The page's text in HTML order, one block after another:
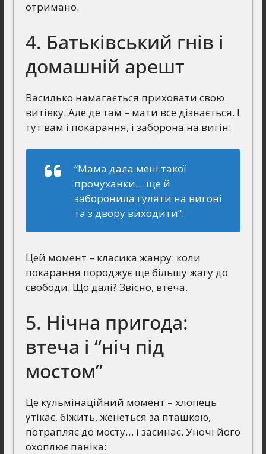
отримано.
4. Батьківський гнів і
домашній арешт
Василько намагається приховати свою
витівку. Але де там – мати все дізнається. І
тут вам і покарання, і заборона на вигін:
“Мама дала мені такої
прочуханки… ще й
заборонила гуляти на вигоні
та з двору виходити”.
Цей момент – класика жанру: коли
покарання породжує ще більшу жагу до
свободи. Що далі? Звісно, втеча.
5. Нічна пригода:
втеча і “ніч під
мостом”
Це кульмінаційний момент – хлопець
утікає, біжить, женеться за пташкою,
потрапляє до мосту… і засинає. Уночі його
охоплює паніка: